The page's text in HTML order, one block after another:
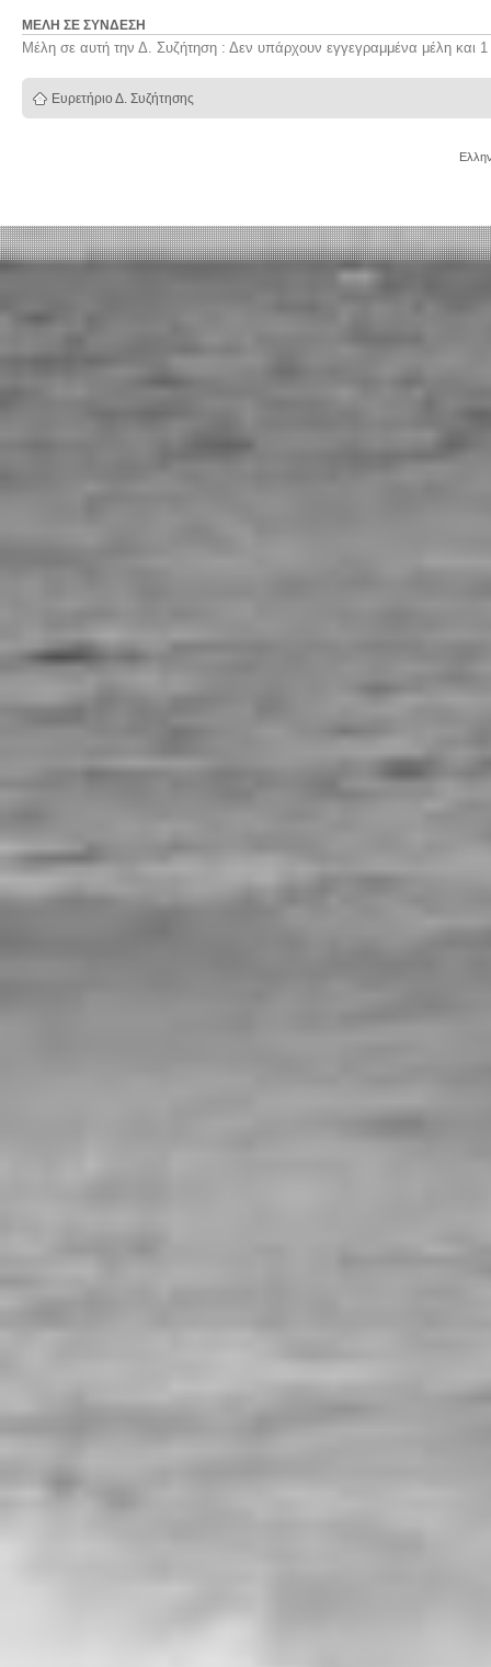
ΜΈΛΗ ΣΕ ΣΎΝΔΕΣΗ
Μέλη σε αυτή την Δ. Συζήτηση : Δεν υπάρχουν εγγεγραμμένα μέλη και 1
Ευρετήριο Δ. Συζήτησης